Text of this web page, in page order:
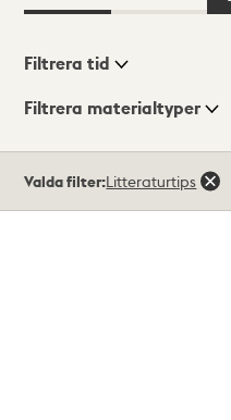
Visningsläge
Filtrera tid
Filtrera materialtyper
träffar
Valda filter:Litteraturtips